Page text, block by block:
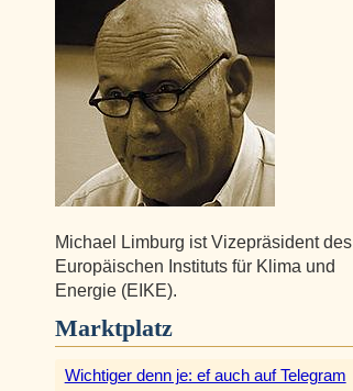
Michael Limburg ist Vizepräsident des
Europäischen Instituts für Klima und
Energie (EIKE).
Marktplatz
Wichtiger denn je: ef auch auf Telegram